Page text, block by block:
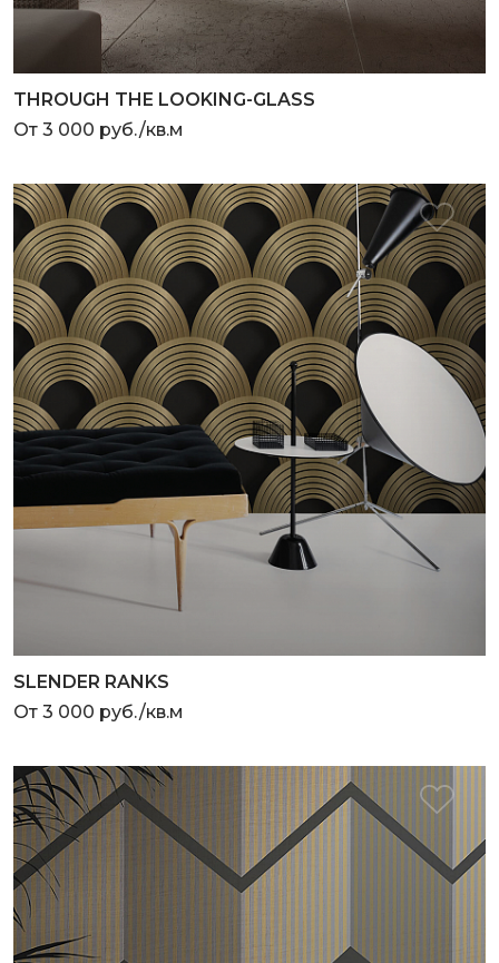
THROUGH THE LOOKING-GLASS
От 3 000 руб./кв.м
SLENDER RANKS
От 3 000 руб./кв.м